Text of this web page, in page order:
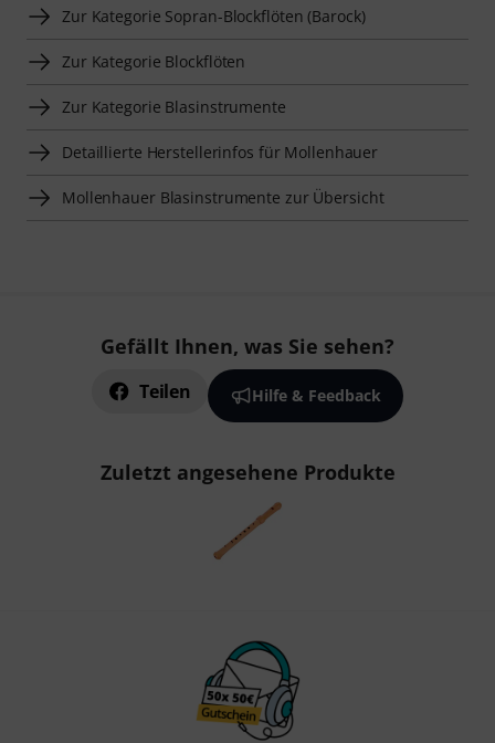
Zur Kategorie Sopran-Blockflöten (Barock)
Zur Kategorie Blockflöten
Zur Kategorie Blasinstrumente
Detaillierte Herstellerinfos für Mollenhauer
Mollenhauer Blasinstrumente zur Übersicht
Gefällt Ihnen, was Sie sehen?
Teilen Hilfe & Feedback
Zuletzt angesehene Produkte